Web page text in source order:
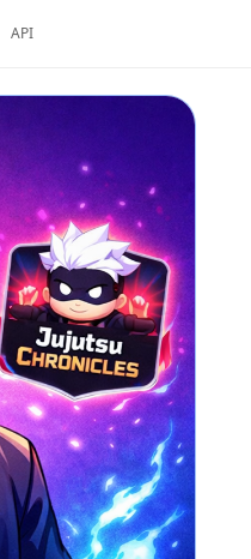
API